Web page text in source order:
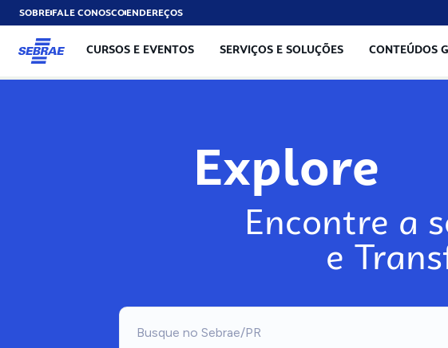
SOBREFALE CONOSCOENDEREÇOS
CURSOS E EVENTOS SERVIÇOS E SOLUÇÕES CONTEÚDOS
Explore
Encontre a
e